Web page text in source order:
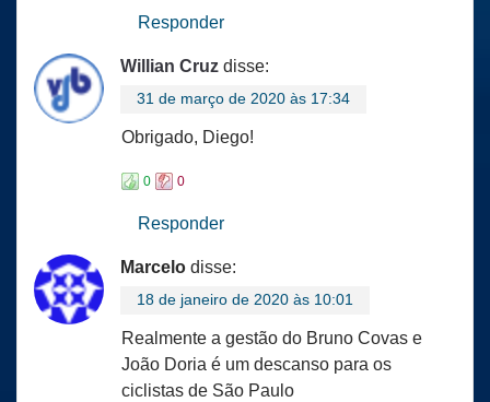
Responder
Willian Cruz disse:
31 de março de 2020 às 17:34
Obrigado, Diego!
0 0
Responder
Marcelo disse:
18 de janeiro de 2020 às 10:01
Realmente a gestão do Bruno Covas e
João Doria é um descanso para os
ciclistas de São Paulo